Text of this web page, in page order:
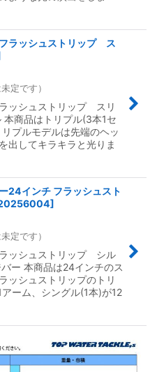
ッシュストリップ ス
定です）
ッシュストリップ スリ
本商品はトリプル(3本1セ
プルモデルは先端のヘッ
出してキラキラと光りま
24インチ フラッシュスト
]
定です）
ッシュストリップ シル
ー 本商品は24インチのス
ッシュストリップのトリ
ーム、シングル(1本)が12